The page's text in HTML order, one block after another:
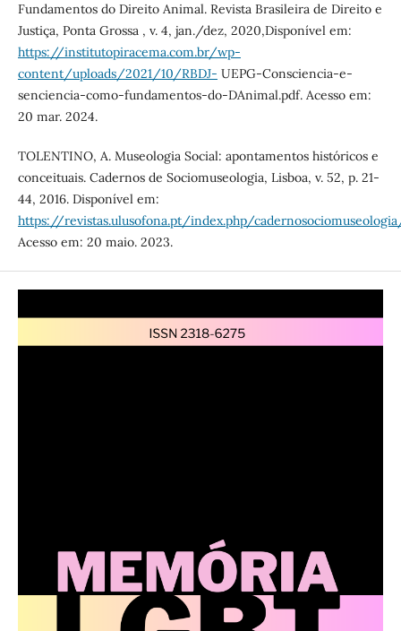
Fundamentos do Direito Animal. Revista Brasileira de Direito e
Justiça, Ponta Grossa , v. 4, jan./dez, 2020,Disponível em:
https://institutopiracema.com.br/wp-
content/uploads/2021/10/RBDJ- UEPG-Consciencia-e-
senciencia-como-fundamentos-do-DAnimal.pdf. Acesso em:
20 mar. 2024.
TOLENTINO, A. Museologia Social: apontamentos históricos e
conceituais. Cadernos de Sociomuseologia, Lisboa, v. 52, p. 21-
44, 2016. Disponível em:
https://revistas.ulusofona.pt/index.php/
Acesso em: 20 maio. 2023.